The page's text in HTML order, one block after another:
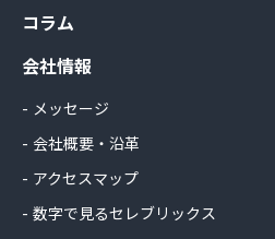
コラム
会社情報
メッセージ
会社概要・沿革
アクセスマップ
数字で見るセレブリックス